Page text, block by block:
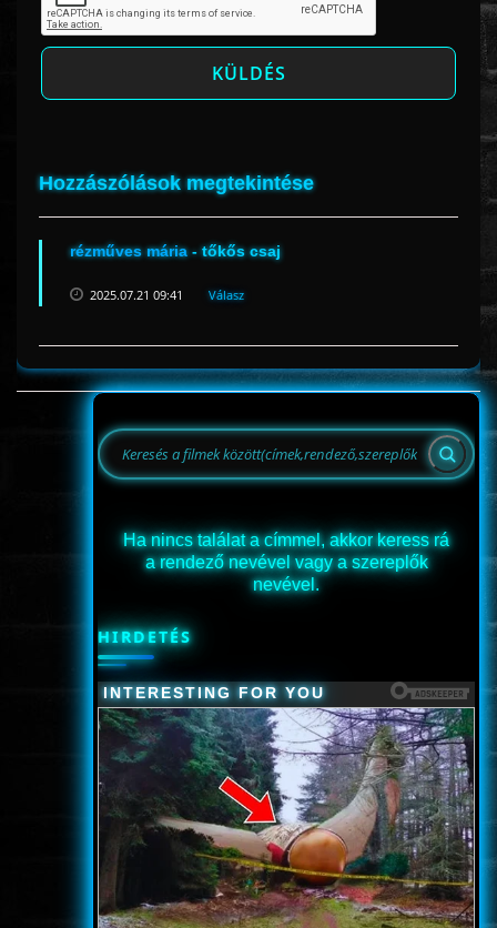
Hozzászólások megtekintése
rézműves mária- tőkős csaj
2025.07.21 09:41 Válasz
Ha nincs találat a címmel, akkor keress rá
a rendező nevével vagy a szereplők
nevével.
HIRDETÉS